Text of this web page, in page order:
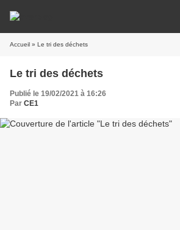
Accueil » Le tri des déchets
Le tri des déchets
Publié le 19/02/2021 à 16:26
Par CE1